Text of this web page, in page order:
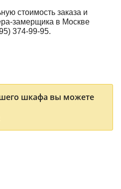
стоимость заказа и
замерщика в Москве
374-99-95.
шкафа вы можете